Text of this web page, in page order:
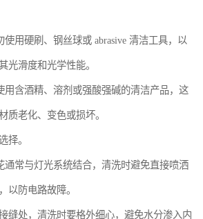
用硬刷、钢丝球或 abrasive 清洁工具，以
光滑度和光学性能。
用含酒精、溶剂或强酸强碱的清洁产品，这
质老化、变色或损坏。
择。
通常与灯光系统结合，清洗时避免直接喷洒
以防电路故障。
缝处，清洗时要格外细心，避免水分渗入内